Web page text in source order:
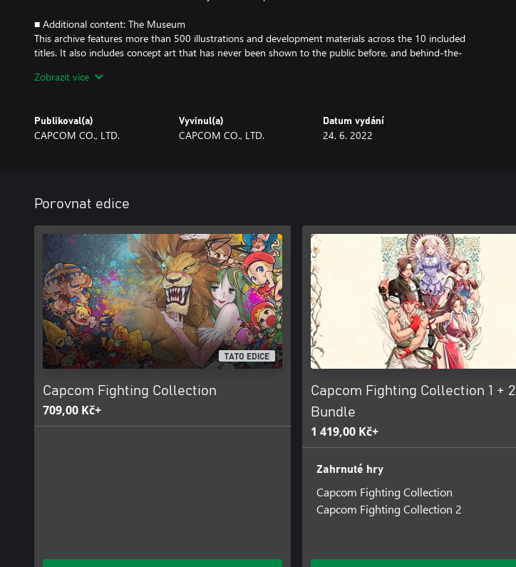
■ Additional content: The Museum
This archive features more than 500 illustrations and development materials across the 10 included
titles. It also includes concept art that has never been shown to the public before, and behind-the-
over 400 music tracks recorded from the arcade versions of each title.
Darkstalkers: The Night Warriors
Night Warriors: Darkstalkers’ Revenge
Hyper Street Fighter II: The Anniversary Edition
Super Puzzle Fighter II Turbo
Super Gem Fighter Mini Mix
Cyberbots: Full Metal Madness
Red Earth
(*1 Vampire Hunter 2: Darkstalkers’ Revenge and Vampire Savior 2: The Lord of Vampire are
Japanese versions only)
Zobrazit více
Publikoval(a)
CAPCOM CO., LTD.
Vyvinul(a)
CAPCOM CO., LTD.
Datum vydání
24. 6. 2022
Porovnat edice
TATO EDICE
Capcom Fighting Collection
709,00 Kč+
Capcom Fighting Collection 1 + 2
Bundle
1 419,00 Kč+
Zahrnuté hry
Capcom Fighting Collection
Capcom Fighting Collection 2